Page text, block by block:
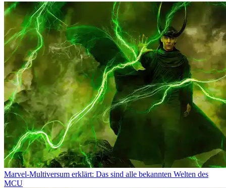
Marvel-Multiversum erklärt: Das sind alle bekannten Welten des
MCU